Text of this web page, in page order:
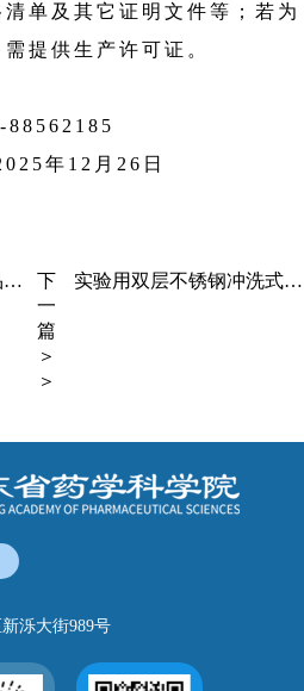
单及其它证明文件等；若为
提供生产许可证。
88562185
年 12 月 26 日
2026-2027年度办公用品及耗材供应商入库遴选公告
下
一
篇
＞
＞
实验用双层不锈钢冲洗式猴笼采购需求
泺大街989号